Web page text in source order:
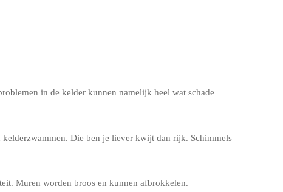
in de kelder kunnen namelijk heel wat schade
Die ben je liever kwijt dan rijk. Schimmels
Muren worden broos en kunnen afbrokkelen.